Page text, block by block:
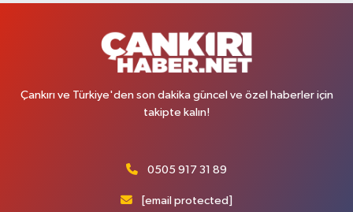
Çankırı ve Türkiye'den son dakika güncel ve özel haberler için
takipte kalın!
0505 917 31 89
[email protected]